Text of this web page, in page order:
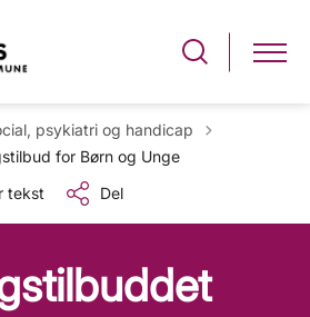
psykiatri og handicap
for Børn og Unge
tekst Del